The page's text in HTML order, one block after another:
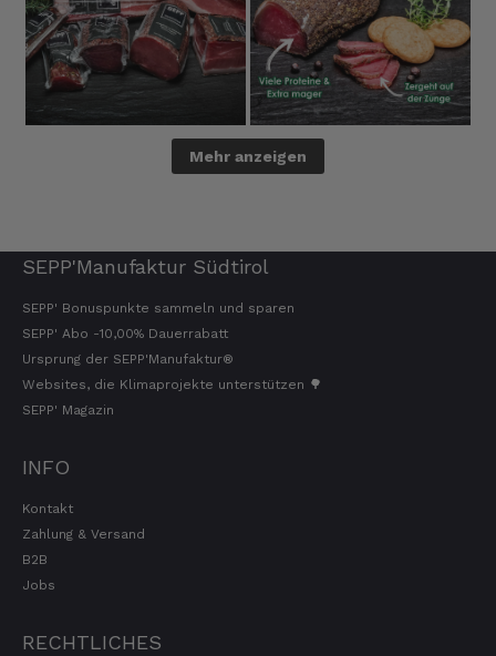
Mehr anzeigen
SEPP'Manufaktur Südtirol
SEPP' Bonuspunkte sammeln und sparen
SEPP' Abo -10,00% Dauerrabatt
Ursprung der SEPP'Manufaktur®
Websites, die Klimaprojekte unterstützen 🌳
SEPP' Magazin
INFO
Kontakt
Zahlung & Versand
B2B
Jobs
RECHTLICHES